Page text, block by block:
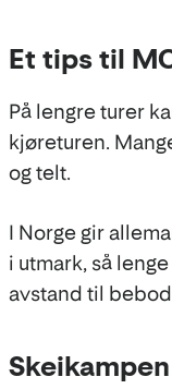
Et tips til
På lengre turer
kjøreturen.
og telt.
I Norge gir
i utmark, så
avstand til